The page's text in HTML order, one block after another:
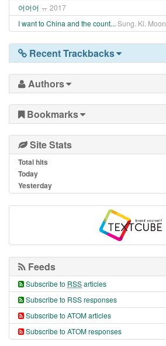
어어어 ㅠ 2017
I want to China and the count... Sung. Ki. Moon
Recent Trackbacks
Authors
Bookmarks
Site Stats
Total hits
Today
Yesterday
Feeds
Subscribe to RSSarticles
Subscribe to RSS responses
Subscribe to ATOM articles
Subscribe to ATOM responses